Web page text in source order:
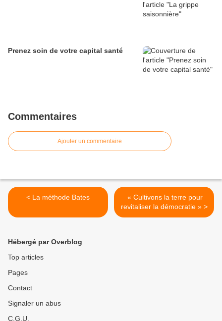
Prenez soin de votre capital santé
Commentaires
Ajouter un commentaire
< La méthode Bates
« Cultivons la terre pour
revitaliser la démocratie » >
Hébergé par Overblog
Top articles
Pages
Contact
Signaler un abus
C.G.U.